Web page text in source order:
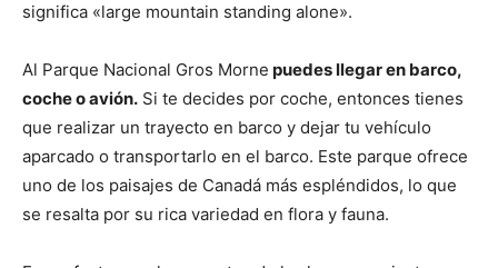
significa «large mountain standing alone».
Al Parque Nacional Gros Morne puedes llegar en barco,
coche o avión. Si te decides por coche, entonces tienes
que realizar un trayecto en barco y dejar tu vehículo
aparcado o transportarlo en el barco. Este parque ofrece
uno de los paisajes de Canadá más espléndidos, lo que
se resalta por su rica variedad en flora y fauna.